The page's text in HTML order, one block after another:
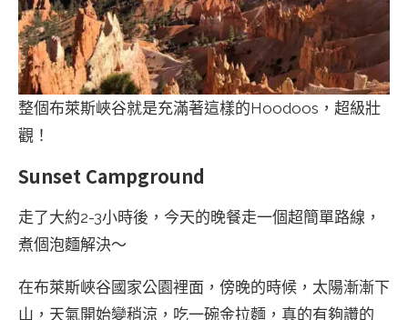
整個布萊斯峽谷就是充滿著這樣的Hoodoos，超級壯
觀！
Sunset Campground
走了大約2-3小時後，今天的晚餐走一個超簡單路線，
煮個泡麵解決～
在布萊斯峽谷國家公園裡面，傍晚的時候，太陽漸漸下
山，天氣開始變稍涼，吃一碗金拉麵，真的有夠讚的